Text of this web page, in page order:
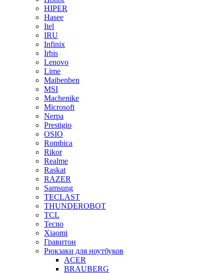
HIPER
Hasee
Itel
IRU
Infinix
Irbis
Lenovo
Lime
Maibenben
MSI
Machenike
Microsoft
Nerpa
Prestigio
OSIO
Rombica
Rikor
Realme
Raskat
RAZER
Samsung
TECLAST
THUNDEROBOT
TCL
Tecno
Xiaomi
Гравитон
Рюкзаки для ноутбуков
ACER
BRAUBERG